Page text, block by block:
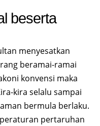
beserta
menyesatkan
beramai-ramai
konvensi maka
kira selalu sampai
bermula berlaku.
pertaruhan